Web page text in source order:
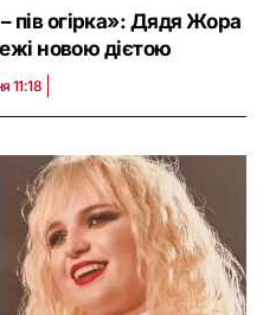
пів огірка»: Дядя Жора
новою дієтою
11:18